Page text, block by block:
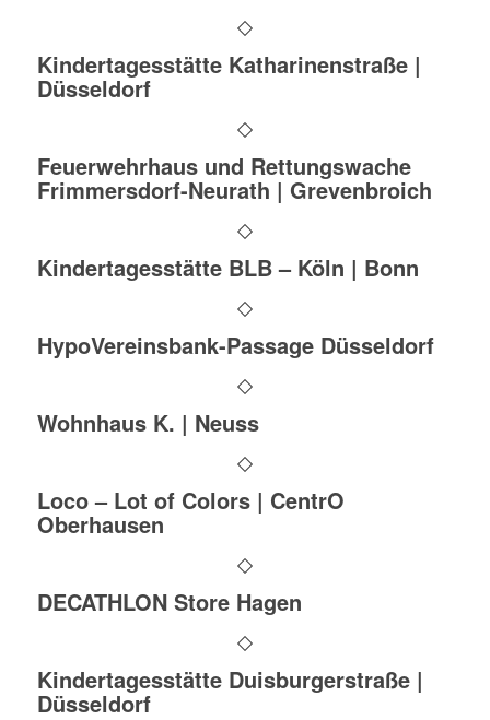
Kindertagesstätte Katharinenstraße |
Düsseldorf
Feuerwehrhaus und Rettungswache
Frimmersdorf-Neurath | Grevenbroich
Kindertagesstätte BLB – Köln | Bonn
HypoVereinsbank-Passage Düsseldorf
Wohnhaus K. | Neuss
Loco – Lot of Colors | CentrO
Oberhausen
DECATHLON Store Hagen
Kindertagesstätte Duisburgerstraße |
Düsseldorf